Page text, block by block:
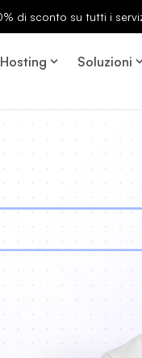
di sconto su tutti i
Hosting Soluzioni